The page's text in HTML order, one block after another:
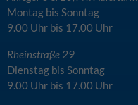
Montag bis Sonntag
9.00 Uhr bis 17.00 Uhr
Rheinstraße 29
Dienstag bis Sonntag
9.00 Uhr bis 17.00 Uhr